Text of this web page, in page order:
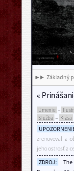
Základný
«
Umenie –
Služba – Krása
zrenovoval a
jeho ostrosť a
ZDROJ: